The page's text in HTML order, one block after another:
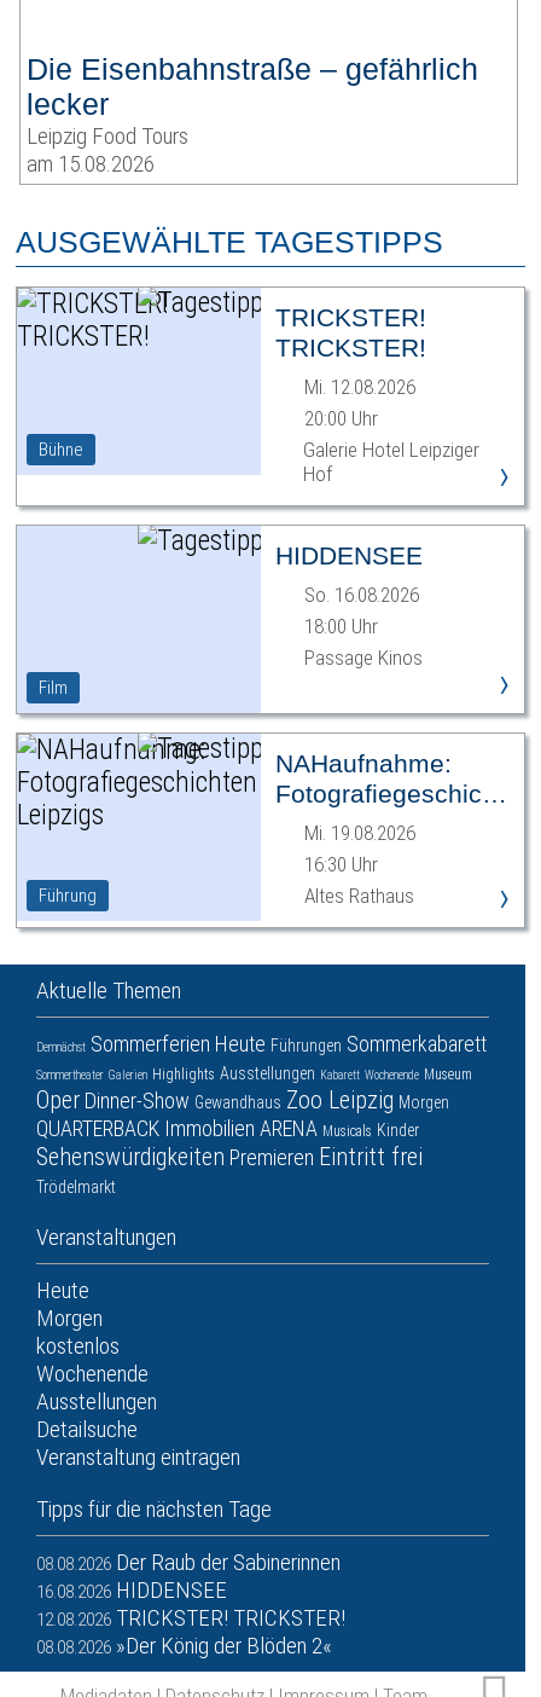
Die Eisenbahnstraße – gefährlich
lecker
Leipzig Food Tours
am 15.08.2026
AUSGEWÄHLTE TAGESTIPPS
Bühne
TRICKSTER!
TRICKSTER!
Mi. 12.08.2026
20:00 Uhr
Galerie Hotel Leipziger
Hof
›
Film
HIDDENSEE
So. 16.08.2026
18:00 Uhr
Passage Kinos
›
Führung
NAHaufnahme:
Fotografiegeschichten
Leipzigs
Mi. 19.08.2026
16:30 Uhr
Altes Rathaus
›
Aktuelle Themen
Demnächst Sommerferien Heute Führungen Sommerkabarett
Sommertheater Galerien Highlights Ausstellungen Kabarett Wochenende Museum
Oper Dinner-Show Gewandhaus Zoo Leipzig Morgen
QUARTERBACK Immobilien ARENA Musicals Kinder
Sehenswürdigkeiten Premieren Eintritt frei
Trödelmarkt
Veranstaltungen
Heute
Morgen
kostenlos
Wochenende
Ausstellungen
Detailsuche
Veranstaltung eintragen
Tipps für die nächsten Tage
08.08.2026 Der Raub der Sabinerinnen
16.08.2026 HIDDENSEE
12.08.2026 TRICKSTER! TRICKSTER!
08.08.2026 »Der König der Blöden 2«